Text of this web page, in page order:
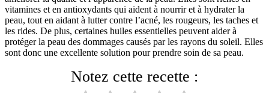
vitamines et en antioxydants qui aident à nourrir et à hydrater la
peau, tout en aidant à lutter contre l’acné, les rougeurs, les taches et
les rides. De plus, certaines huiles essentielles peuvent aider à
protéger la peau des dommages causés par les rayons du soleil. Elles
sont donc une excellente solution pour prendre soin de sa peau.
Notez cette recette :